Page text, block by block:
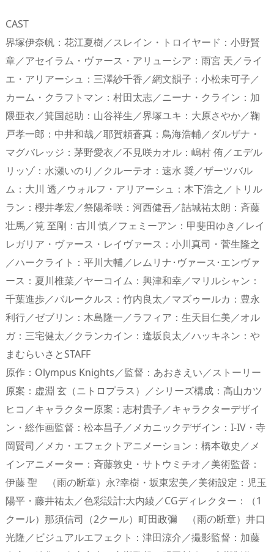
CAST
界塚伊奈帆：花江夏樹／スレイン・トロイヤード：小野賢
章／アセイラム・ヴァース・アリューシア：雨宮 天／ライ
エ・アリアーシュ：三澤紗千香／網文韻子：小松未可子／
カーム・クラフトマン：村田太志／ニーナ・クライン：加
隈亜衣／箕国起助：山谷祥生／界塚ユキ：大原さやか／鞠
戸孝一郎：中井和哉／耶賀頼蒼真：鳥海浩輔／ダルザナ・
マグバレッジ：茅野愛衣／不見咲カオル：嶋村 侑／エデル
リッゾ：水瀬いのり／クルーテオ：速水 奨／ザーツバル
ム：大川 透／ウォルフ・アリアーシュ：木下浩之／トリル
ラン：櫻井孝宏／祭陽希咲：河西健吾／詰城祐太朗：斉藤
壮馬／筧 至剛：古川 慎／フェミーアン：甲斐田ゆき／レイ
レガリア・ヴァース・レイヴァース：小川真司・菅生隆之
／ハークライト：平川大輔／レムリナ･ヴァース･エンヴァ
ース：夏川椎菜／ヤーコイム：興津和幸／マリルシャン：
千葉進歩／バルークルス：竹内良太／マズゥールカ：豊永
利行／ゼブリン：木島隆一／ラフィア：生天目仁美／オル
ガ：三宅健太／クランカイン：逢坂良太／ハッキネン：や
まむらいさとSTAFF
原作：Olympus Knights／監督：あおきえい／ストーリー
原案：虚淵 玄（ニトロプラス）／シリーズ構成：高山カツ
ヒコ／キャラクター原案：志村貴子／キャラクターデザイ
ン・総作画監督：松本昌子／メカニックデザイン：I-IV・寺
岡賢司／メカ・エフェクトアニメーション：橋本敬史／メ
インアニメーター：斉藤敦史・サトウミチオ／美術監督：
伊藤 聖 （雨の断章）永?幸樹・坂東宏美／美術設定：児玉
陽平・藤井祐太／色彩設計:大内綾／CGディレクター：（1
クール）那須信司（2クール）町田政彌 （雨の断章）井口
光隆／ビジュアルエフェクト：津田涼介／撮影監督：加藤